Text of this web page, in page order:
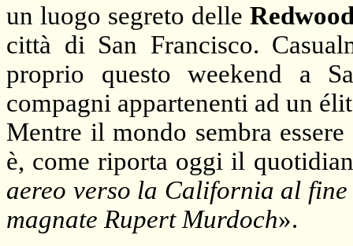
un luogo segreto delle
città di San Francisco.
proprio questo weekend a
compagni appartenenti ad un
Mentre il mondo sembra
è, come riporta oggi il
aereo verso la California al
magnate Rupert Murdoch».